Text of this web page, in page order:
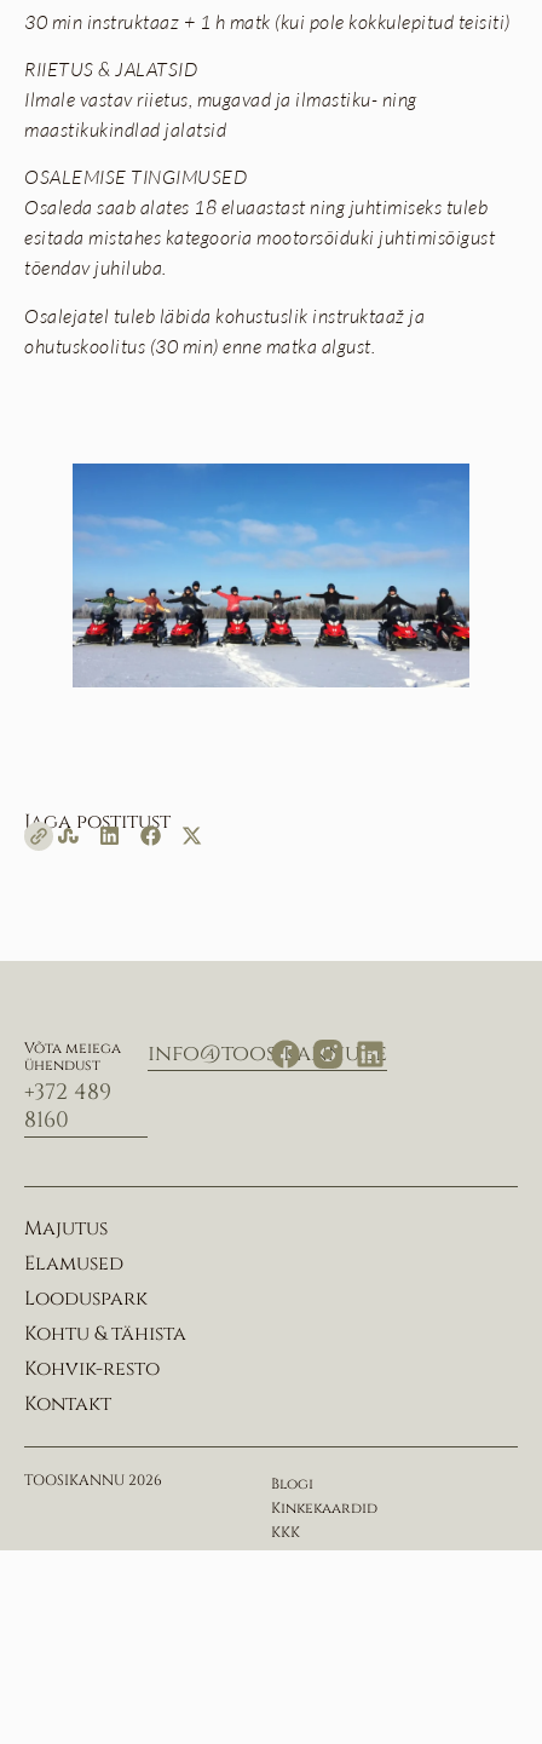
30 min instruktaaz + 1 h matk (kui pole kokkulepitud teisiti)
RIIETUS & JALATSID
Ilmale vastav riietus, mugavad ja ilmastiku- ning
maastikukindlad jalatsid
OSALEMISE TINGIMUSED
Osaleda saab alates 18 eluaastast ning juhtimiseks tuleb
esitada mistahes kategooria mootorsõiduki juhtimisõigust
tõendav juhiluba.
Osalejatel tuleb läbida kohustuslik instruktaaž ja
ohutuskoolitus (30 min) enne matka algust.
Jaga postitust
Võta meiega
ühendust
+372 489
8160
info@toosikannu.ee
Majutus
Elamused
Looduspark
Kohtu & tähista
Kohvik-resto
Kontakt
TOOSIKANNU 2026
Blogi
Kinkekaardid
KKK
Kodukord ja eeskirjad